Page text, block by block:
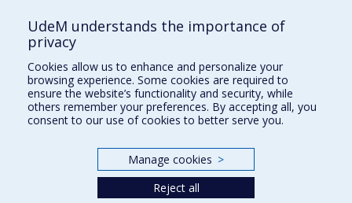
Who does what?
Find us
Site map
Accessibility
UdeM understands the importance of
privacy
Cookies allow us to enhance and personalize your
browsing experience. Some cookies are required to
ensure the website’s functionality and security, while
others remember your preferences. By accepting all, you
consent to our use of cookies to better serve you.
Manage cookies >
Reject all